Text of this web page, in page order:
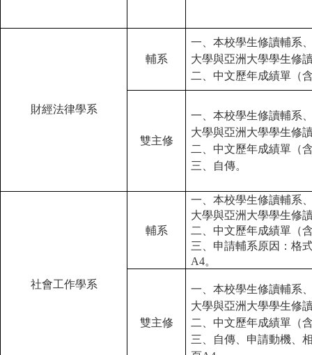
財經法律學系
輔系
一、本校學生修讀輔系
大學與亞洲大學學生修
二、中文歷年成績單（
雙主修
一、本校學生修讀輔系
大學與亞洲大學學生修
二、中文歷年成績單（
三、自傳。
社會工作學系
輔系
一、本校學生修讀輔系
大學與亞洲大學學生修
二、中文歷年成績單（
三、申請輔系原因：格
A4。
雙主修
一、本校學生修讀輔系
大學與亞洲大學學生修
二、中文歷年成績單（
三、自傳、申請動機、